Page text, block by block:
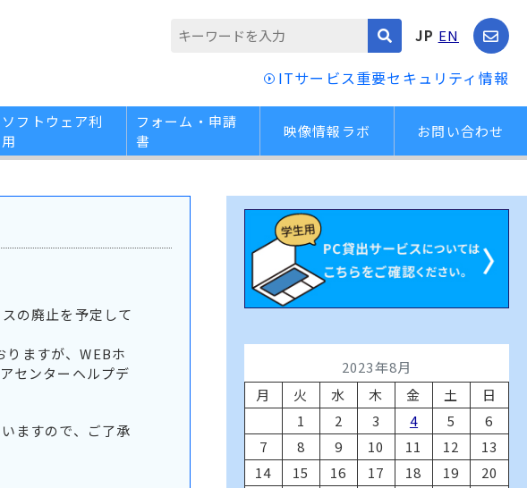
JP EN
ITサービス重要セキュリティ情報
ソフトウェア利
用
フォーム・申請
書
映像情報ラボ お問い合わせ
の廃止を予定して
ますが、WEBホ
センターヘルプデ
ますので、ご了承
2023年8月
月
火 水 木 金 土
日
1
2 3 4 5
6
7
8 9 10 11 12
13
14
15 16 17 18 19
20